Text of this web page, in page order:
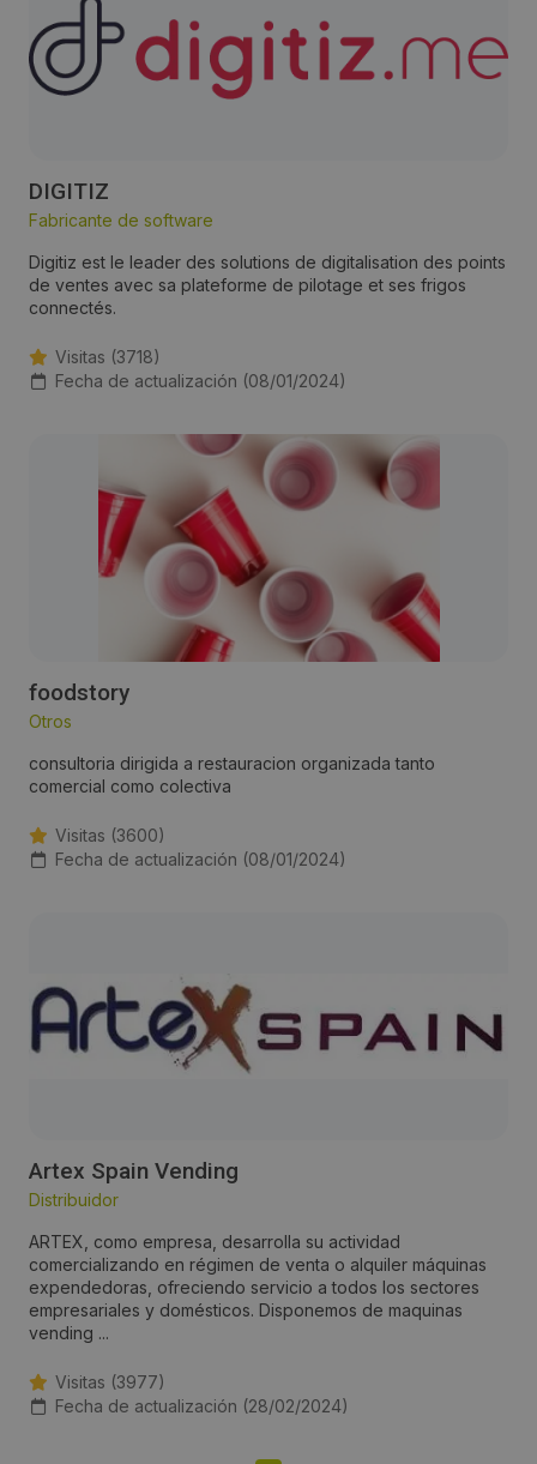
DIGITIZ
Fabricante de software
Digitiz est le leader des solutions de digitalisation des points
de ventes avec sa plateforme de pilotage et ses frigos
connectés.
Visitas (3718)
Fecha de actualización (08/01/2024)
foodstory
Otros
consultoria dirigida a restauracion organizada tanto
comercial como colectiva
Visitas (3600)
Fecha de actualización (08/01/2024)
Artex Spain Vending
Distribuidor
ARTEX, como empresa, desarrolla su actividad
comercializando en régimen de venta o alquiler máquinas
expendedoras, ofreciendo servicio a todos los sectores
empresariales y domésticos. Disponemos de maquinas
vending ...
Visitas (3977)
Fecha de actualización (28/02/2024)